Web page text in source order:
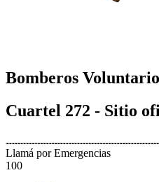
Bomberos
Cuartel 272 - Sitio
Llamá por Emergencias
100